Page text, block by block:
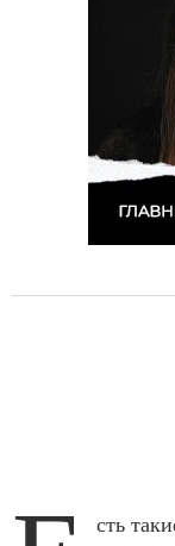
сть